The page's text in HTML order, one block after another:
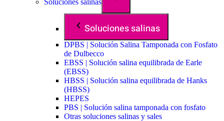
Soluciones salinas
Soluciones salinas
DPBS | Solución Salina Tamponada con Fosfato
de Dulbecco
EBSS | Solución salina equilibrada de Earle
(EBSS)
HBSS | Solución salina equilibrada de Hanks
(HBSS)
HEPES
PBS | Solución salina tamponada con fosfato
Otras soluciones salinas y sales